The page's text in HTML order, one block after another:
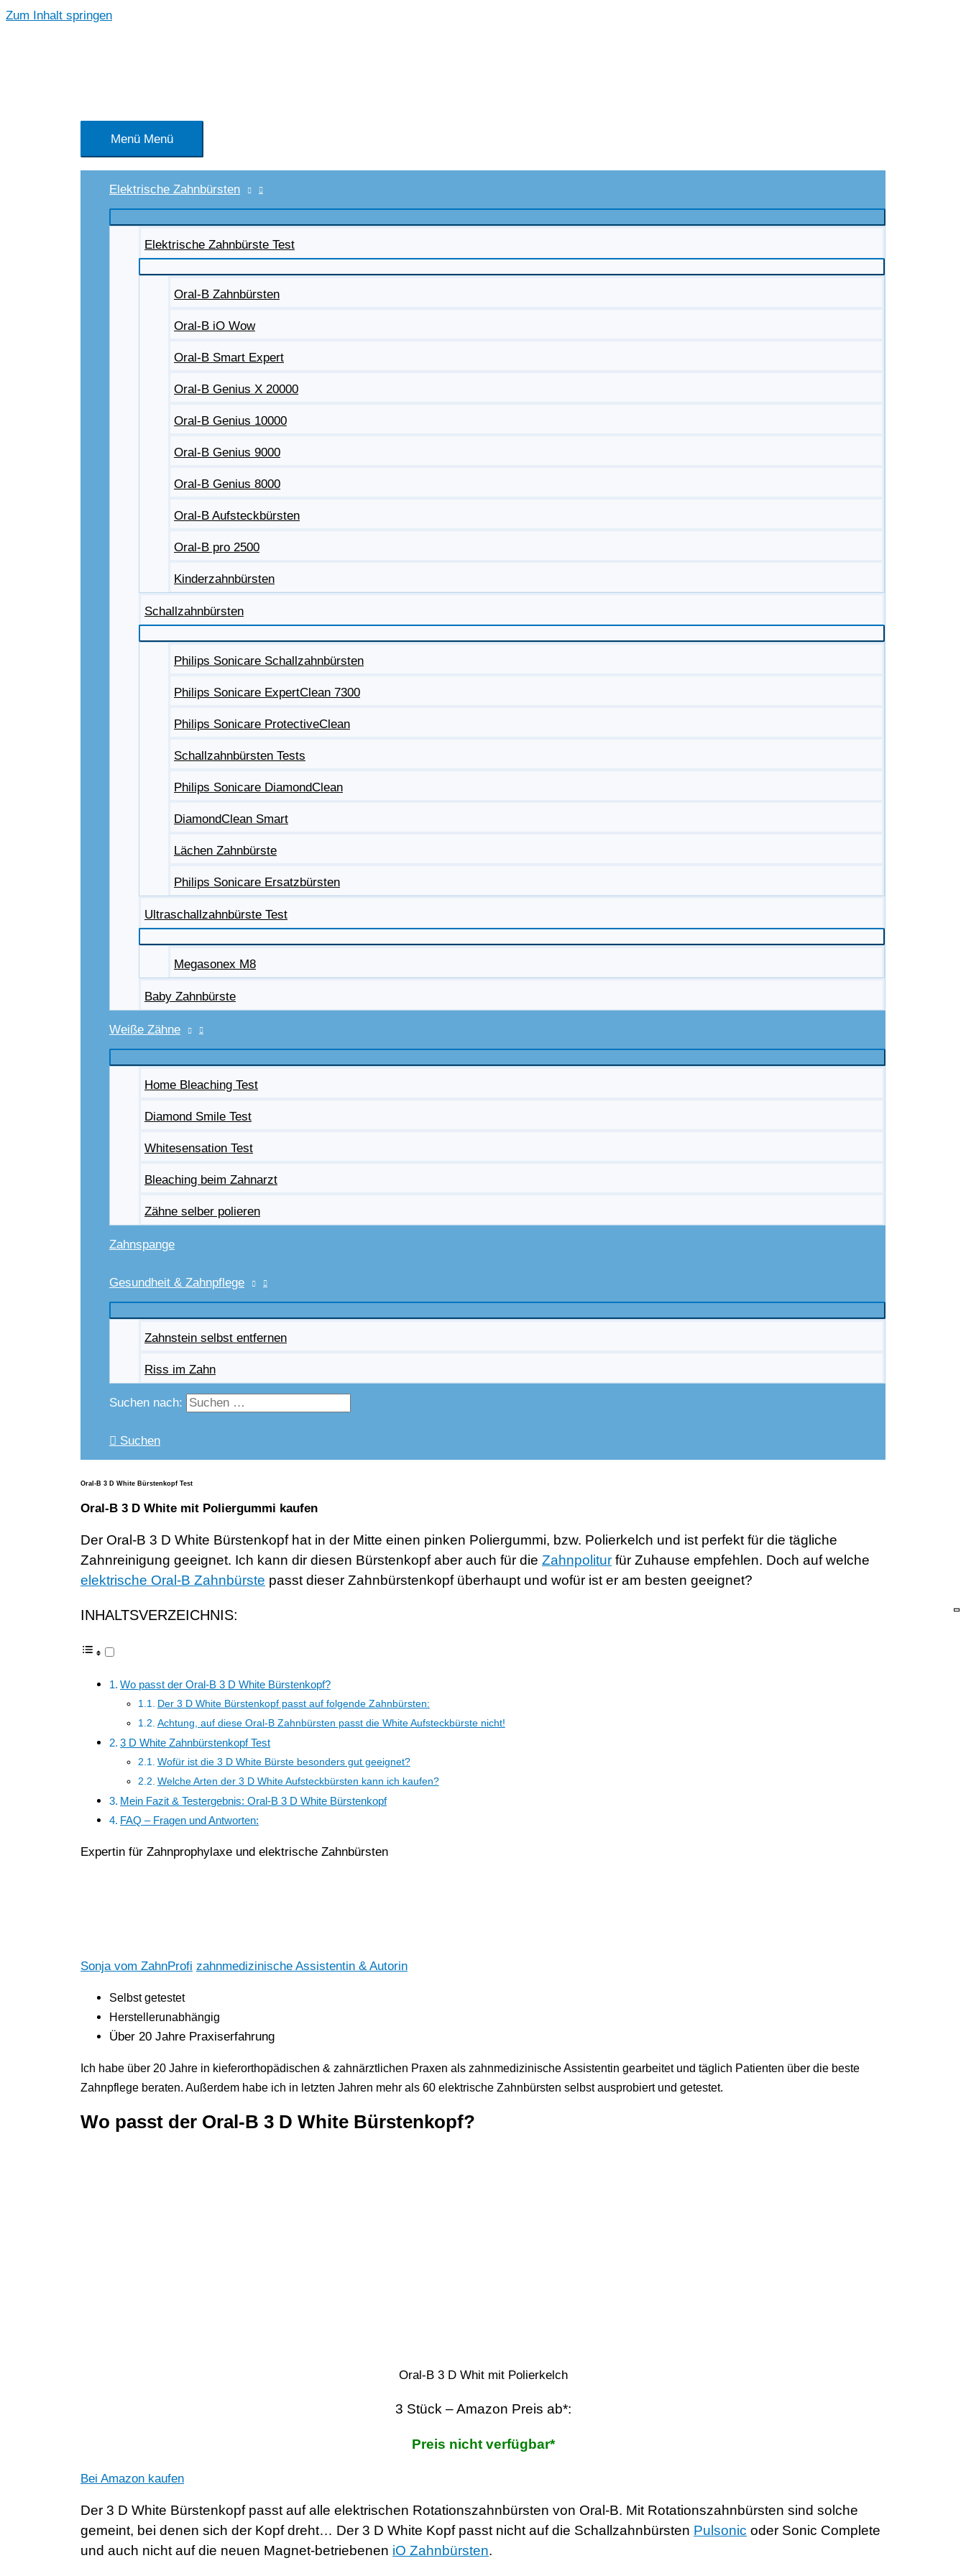
Zum Inhalt springen
Menü Menü
Elektrische Zahnbürsten
Elektrische Zahnbürste Test
Oral-B Zahnbürsten
Oral-B iO Wow
Oral-B Smart Expert
Oral-B Genius X 20000
Oral-B Genius 10000
Oral-B Genius 9000
Oral-B Genius 8000
Oral-B Aufsteckbürsten
Oral-B pro 2500
Kinderzahnbürsten
Schallzahnbürsten
Philips Sonicare Schallzahnbürsten
Philips Sonicare ExpertClean 7300
Philips Sonicare ProtectiveClean
Schallzahnbürsten Tests
Philips Sonicare DiamondClean
DiamondClean Smart
Lächen Zahnbürste
Philips Sonicare Ersatzbürsten
Ultraschallzahnbürste Test
Megasonex M8
Baby Zahnbürste
Weiße Zähne
Home Bleaching Test
Diamond Smile Test
Whitesensation Test
Bleaching beim Zahnarzt
Zähne selber polieren
Zahnspange
Gesundheit & Zahnpflege
Zahnstein selbst entfernen
Riss im Zahn
Suchen nach:
Suchen
Oral-B 3 D White Bürstenkopf Test
Oral-B 3 D White mit Poliergummi kaufen
Der Oral-B 3 D White Bürstenkopf hat in der Mitte einen pinken Poliergummi, bzw. Polierkelch und ist perfekt für die tägliche
Zahnreinigung geeignet. Ich kann dir diesen Bürstenkopf aber auch für die Zahnpolitur für Zuhause empfehlen. Doch auf welche
elektrische Oral-B Zahnbürste passt dieser Zahnbürstenkopf überhaupt und wofür ist er am besten geeignet?
INHALTSVERZEICHNIS:
Wo passt der Oral-B 3 D White Bürstenkopf?
Der 3 D White Bürstenkopf passt auf folgende Zahnbürsten:
Achtung, auf diese Oral-B Zahnbürsten passt die White Aufsteckbürste nicht!
3 D White Zahnbürstenkopf Test
Wofür ist die 3 D White Bürste besonders gut geeignet?
Welche Arten der 3 D White Aufsteckbürsten kann ich kaufen?
Mein Fazit & Testergebnis: Oral-B 3 D White Bürstenkopf
FAQ – Fragen und Antworten:
Expertin für Zahnprophylaxe und elektrische Zahnbürsten
Sonja vom ZahnProfi zahnmedizinische Assistentin & Autorin
Selbst getestet
Herstellerunabhängig
Über 20 Jahre Praxiserfahrung
Ich habe über 20 Jahre in kieferorthopädischen & zahnärztlichen Praxen als zahnmedizinische Assistentin gearbeitet und täglich Patienten über die beste
Zahnpflege beraten. Außerdem habe ich in letzten Jahren mehr als 60 elektrische Zahnbürsten selbst ausprobiert und getestet.
Wo passt der Oral-B 3 D White Bürstenkopf?
Oral-B 3 D Whit mit Polierkelch
3 Stück – Amazon Preis ab*:
Preis nicht verfügbar*
Bei Amazon kaufen
Der 3 D White Bürstenkopf passt auf alle elektrischen Rotationszahnbürsten von Oral-B. Mit Rotationszahnbürsten sind solche
gemeint, bei denen sich der Kopf dreht… Der 3 D White Kopf passt nicht auf die Schallzahnbürsten Pulsonic oder Sonic Complete
und auch nicht auf die neuen Magnet-betriebenen iO Zahnbürsten.